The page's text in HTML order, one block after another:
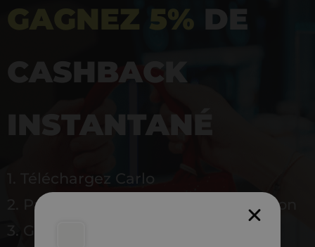
GAGNEZ 5% DE
CASHBACK
INSTANTANÉ
1. Téléchargez Carlo
2. Payez en magasin avec l’application
3. Gagnez instantanément 5 % à